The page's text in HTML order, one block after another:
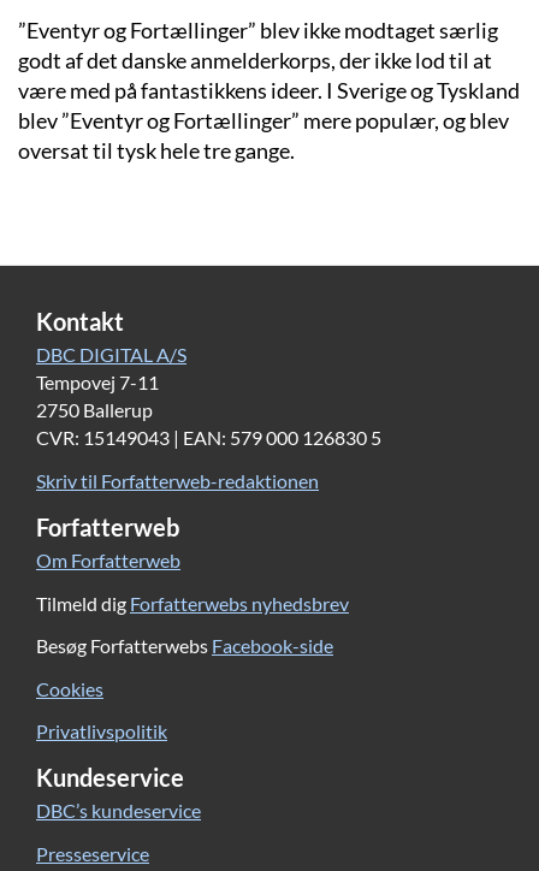
”Eventyr og Fortællinger” blev ikke modtaget særlig
godt af det danske anmelderkorps, der ikke lod til at
være med på fantastikkens ideer. I Sverige og Tyskland
blev ”Eventyr og Fortællinger” mere populær, og blev
oversat til tysk hele tre gange.
Kontakt
DBC DIGITAL A/S
Tempovej 7-11
2750 Ballerup
CVR: 15149043 | EAN: 579 000 126830 5
Skriv til Forfatterweb-redaktionen
Forfatterweb
Om Forfatterweb
Tilmeld dig Forfatterwebs nyhedsbrev
Besøg Forfatterwebs Facebook-side
Cookies
Privatlivspolitik
Kundeservice
DBC’s kundeservice
Presseservice